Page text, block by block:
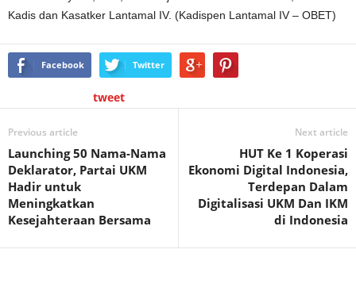
Kadis dan Kasatker Lantamal IV. (Kadispen Lantamal IV – OBET)
Facebook Twitter
tweet
Previous article
Launching 50 Nama-Nama
Deklarator, Partai UKM
Hadir untuk
Meningkatkan
Kesejahteraan Bersama
Next article
HUT Ke 1 Koperasi
Ekonomi Digital Indonesia,
Terdepan Dalam
Digitalisasi UKM Dan IKM
di Indonesia